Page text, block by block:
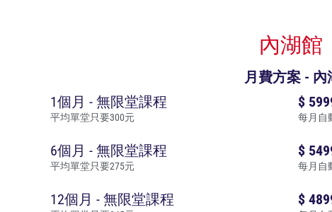
內湖館
月費方案 - 內
1個月 - 無限堂課程
平均單堂只要300元
$
每月自
6個月 - 無限堂課程
平均單堂只要275元
$
每月自
12個月 - 無限堂課程 $